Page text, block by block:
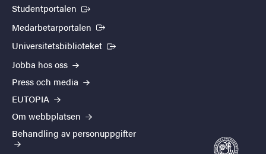
Studentportalen (Extern länk)
Medarbetarportalen (Extern länk)
Universitetsbiblioteket (Extern länk)
Jobba hos oss
Press och media
EUTOPIA
Om webbplatsen
Behandling av personuppgifter